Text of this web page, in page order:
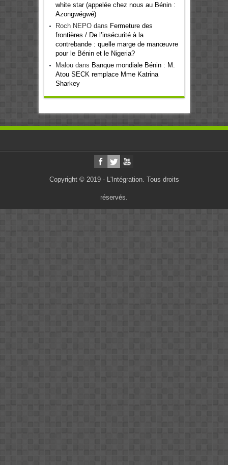
white star (appelée chez nous au Bénin :
Azongwégwé)
Roch NEPOdans Fermeture des
frontières / De l’insécurité à la
contrebande : quelle marge de manœuvre
pour le Bénin et le Nigeria?
Maloudans Banque mondiale Bénin : M.
Atou SECK remplace Mme Katrina
Sharkey
Copyright © 2019 - L'Intégration. Tous droits
réservés.